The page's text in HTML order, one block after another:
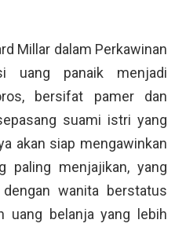
Millar dalam Perkawinan
uang panaik menjadi
bersifat pamer dan
suami istri yang
akan siap mengawinkan
paling menjajikan, yang
wanita berstatus
uang belanja yang lebih